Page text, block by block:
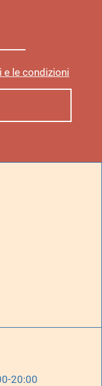
e le condizioni
20:00